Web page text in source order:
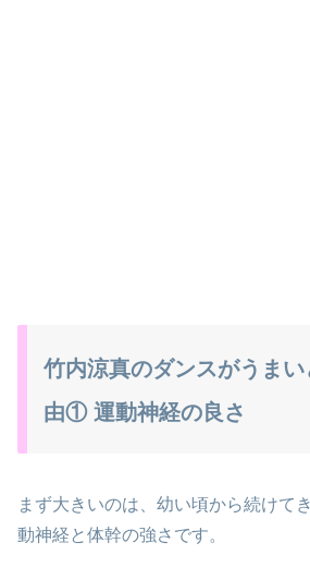
竹内涼真のダンスがうま
由① 運動神経の良さ
まず大きいのは、幼い頃から続けて
動神経と体幹の強さです。